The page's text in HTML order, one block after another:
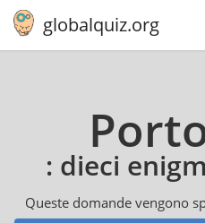
globalquiz.org
: dieci
Queste domande vengono